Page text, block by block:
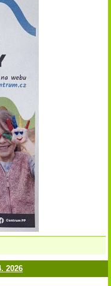
2026